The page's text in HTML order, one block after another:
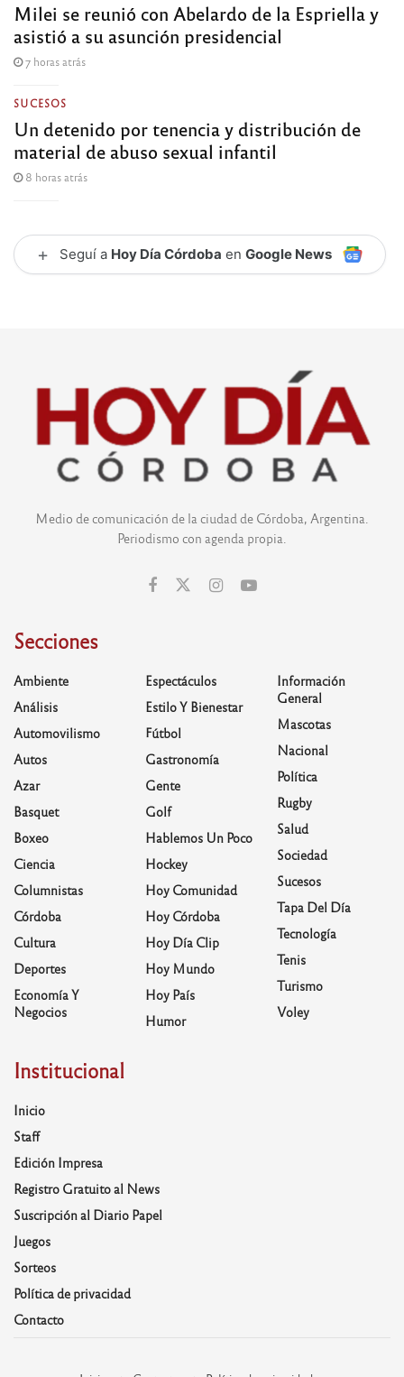
Milei se reunió con Abelardo de la Espriella y
asistió a su asunción presidencial
7 horas atrás
SUCESOS
Un detenido por tenencia y distribución de
material de abuso sexual infantil
8 horas atrás
+ Seguí a Hoy Día Córdoba en Google News
Medio de comunicación de la ciudad de Córdoba, Argentina.
Periodismo con agenda propia.
Secciones
Ambiente
Análisis
Automovilismo
Autos
Azar
Basquet
Boxeo
Ciencia
Columnistas
Córdoba
Cultura
Deportes
Economía Y
Negocios
Espectáculos
Estilo Y Bienestar
Fútbol
Gastronomía
Gente
Golf
Hablemos Un Poco
Hockey
Hoy Comunidad
Hoy Córdoba
Hoy Día Clip
Hoy Mundo
Hoy País
Humor
Información
General
Mascotas
Nacional
Política
Rugby
Salud
Sociedad
Sucesos
Tapa Del Día
Tecnología
Tenis
Turismo
Voley
Institucional
Inicio
Staff
Edición Impresa
Registro Gratuito al News
Suscripción al Diario Papel
Juegos
Sorteos
Política de privacidad
Contacto